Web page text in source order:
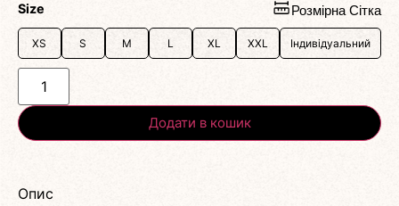
Size Розмірна Сітка
XS S M L XL XXL Індивідуальний
Додати в кошик
Опис